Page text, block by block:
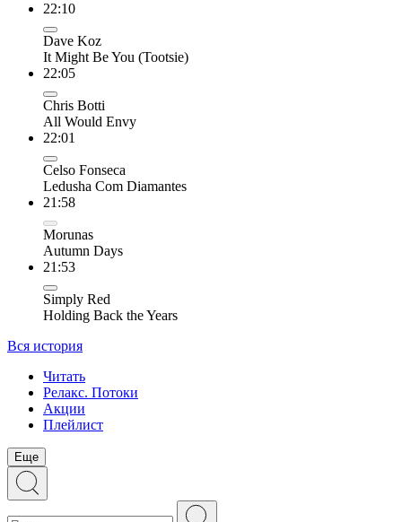
22:10
Dave Koz
It Might Be You (Tootsie)
22:05
Chris Botti
All Would Envy
22:01
Celso Fonseca
Ledusha Com Diamantes
21:58
Morunas
Autumn Days
21:53
Simply Red
Holding Back the Years
Вся история
Читать
Релакс. Потоки
Акции
Плейлист
Еще